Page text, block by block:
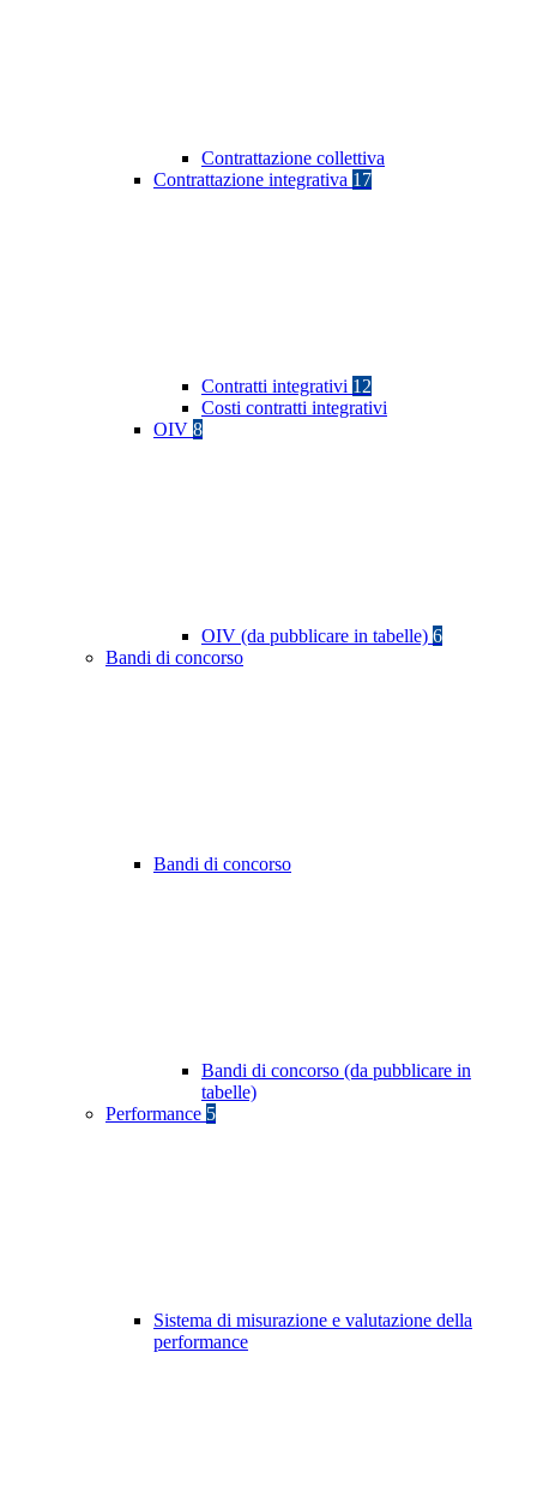
Contrattazione collettiva
Contrattazione integrativa 17
Contratti integrativi 12
Costi contratti integrativi
OIV 8
OIV (da pubblicare in tabelle) 6
Bandi di concorso
Bandi di concorso
Bandi di concorso (da pubblicare in
tabelle)
Performance 5
Sistema di misurazione e valutazione della
performance